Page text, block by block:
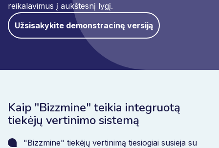
reikalavimus į aukštesnį lygį.
Užsisakykite demonstracinę versiją
Kaip "Bizzmine" teikia integruotą
tiekėjų vertinimo sistemą
"Bizzmine" tiekėjų vertinimą tiesiogiai susieja su